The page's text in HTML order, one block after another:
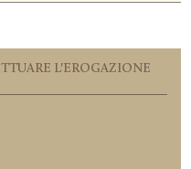
10.000,00 €
L'EROGAZIONE